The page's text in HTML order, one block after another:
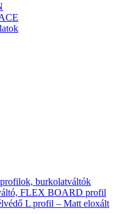
burkolatváltók
FLEX BOARD profil
L profil – Matt eloxált